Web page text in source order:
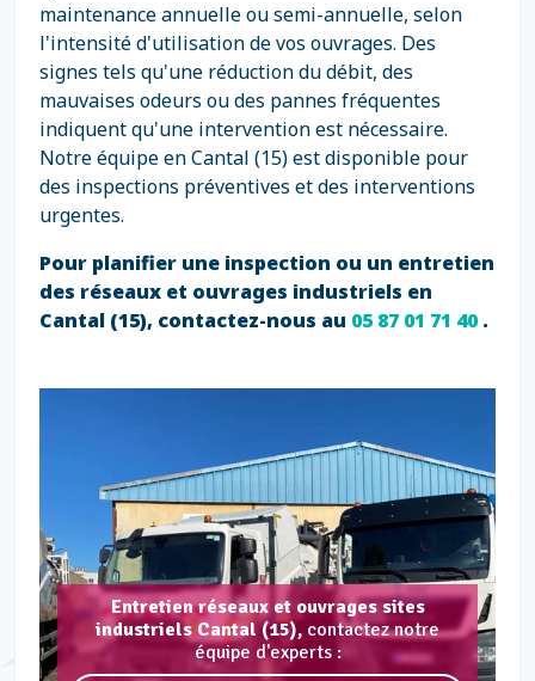
maintenance annuelle ou semi-annuelle, selon
l'intensité d'utilisation de vos ouvrages. Des
signes tels qu'une réduction du débit, des
mauvaises odeurs ou des pannes fréquentes
indiquent qu'une intervention est nécessaire.
Notre équipe en Cantal (15) est disponible pour
des inspections préventives et des interventions
urgentes.
Pour planifier une inspection ou un entretien
des réseaux et ouvrages industriels en
Cantal (15), contactez-nous au 05 87 01 71 40.
Entretien réseaux et ouvrages sites
industriels Cantal (15), contactez notre
équipe d'experts :